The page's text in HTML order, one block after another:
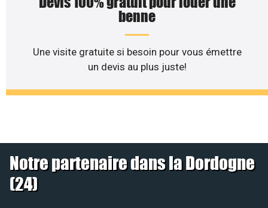
benne
Une visite gratuite si besoin pour vous émettre
un devis au plus juste!
Notre partenaire dans la Dordogne
(24)